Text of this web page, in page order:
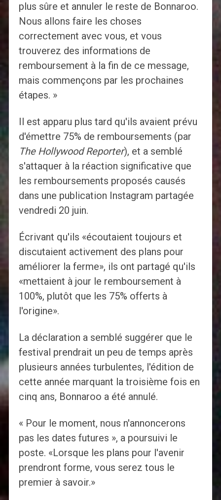
plus sûre et annuler le reste de Bonnaroo.
Nous allons faire les choses
correctement avec vous, et vous
trouverez des informations de
remboursement à la fin de ce message,
mais commençons par les prochaines
étapes. »
Il est apparu plus tard qu'ils avaient prévu
d'émettre 75% de remboursements (par
The Hollywood Reporter), et a semblé
s'attaquer à la réaction significative que
les remboursements proposés causés
dans une publication Instagram partagée
vendredi 20 juin.
Écrivant qu'ils «écoutaient toujours et
discutaient activement des plans pour
améliorer la ferme», ils ont partagé qu'ils
«mettaient à jour le remboursement à
100%, plutôt que les 75% offerts à
l'origine».
La déclaration a semblé suggérer que le
festival prendrait un peu de temps après
plusieurs années turbulentes, l'édition de
cette année marquant la troisième fois en
cinq ans, Bonnaroo a été annulé.
« Pour le moment, nous n'annoncerons
pas les dates futures », a poursuivi le
poste. «Lorsque les plans pour l'avenir
prendront forme, vous serez tous le
premier à savoir.»